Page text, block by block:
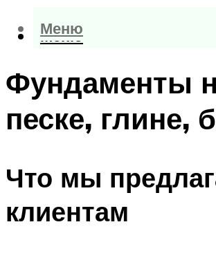
Меню
Меню
Фундаменты
песке, глине,
Что мы
клиентам